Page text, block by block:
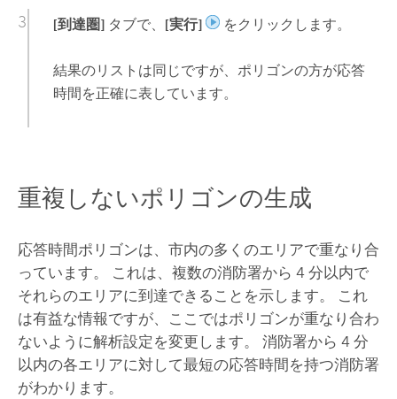
[到達圏]タブで、 [実行] をクリックします。
結果のリストは同じですが、ポリゴンの方が応答
時間を正確に表しています。
重複しないポリゴンの生成
応答時間ポリゴンは、市内の多くのエリアで重なり合
っています。 これは、複数の消防署から 4 分以内で
それらのエリアに到達できることを示します。 これ
は有益な情報ですが、ここではポリゴンが重なり合わ
ないように解析設定を変更します。 消防署から 4 分
以内の各エリアに対して最短の応答時間を持つ消防署
がわかります。